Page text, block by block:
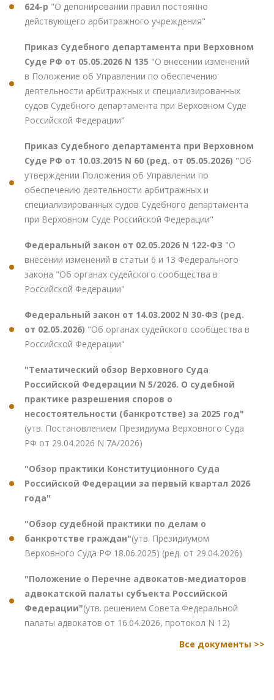
624-р "О депонировании правил постоянно
действующего арбитражного учреждения"
Приказ Судебного департамента при Верховном
Суде РФ от 05.05.2026 N 135 "О внесении изменений
в Положение об Управлении по обеспечению
деятельности арбитражных и специализированных
судов Судебного департамента при Верховном Суде
Российской Федерации"
Приказ Судебного департамента при Верховном
Суде РФ от 10.03.2015 N 60 (ред. от 05.05.2026) "Об
утверждении Положения об Управлении по
обеспечению деятельности арбитражных и
специализированных судов Судебного департамента
при Верховном Суде Российской Федерации"
Федеральный закон от 02.05.2026 N 122-ФЗ "О
внесении изменений в статьи 6 и 13 Федерального
закона "Об органах судейского сообщества в
Российской Федерации"
Федеральный закон от 14.03.2002 N 30-ФЗ (ред.
от 02.05.2026) "Об органах судейского сообщества в
Российской Федерации"
"Тематический обзор Верховного Суда
Российской Федерации N 5/2026. О судебной
практике разрешения споров о
несостоятельности (банкротстве) за 2025 год"
(утв. Постановлением Президиума Верховного Суда
РФ от 29.04.2026 N 7А/2026)
"Обзор практики Конституционного Суда
Российской Федерации за первый квартал 2026
года"
"Обзор судебной практики по делам о
банкротстве граждан"(утв. Президиумом
Верховного Суда РФ 18.06.2025) (ред. от 29.04.2026)
"Положение о Перечне адвокатов-медиаторов
адвокатской палаты субъекта Российской
Федерации"(утв. решением Совета Федеральной
палаты адвокатов от 16.04.2026, протокол N 12)
Все документы >>